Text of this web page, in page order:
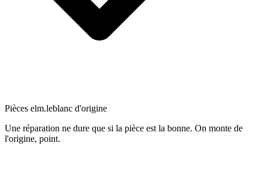
Pièces elm.leblanc d'origine
Une réparation ne dure que si la pièce est la bonne. On monte de
l'origine, point.